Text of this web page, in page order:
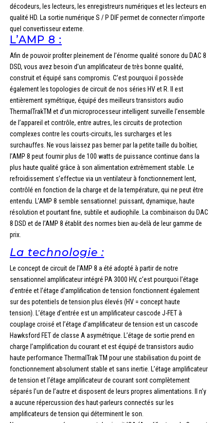
décodeurs, les lecteurs, les enregistreurs numériques et les lecteurs en
qualité HD. La sortie numérique S / P DIF permet de connecter n’importe
quel convertisseur externe.
L’AMP 8 :
Afin de pouvoir profiter pleinement de l’énorme qualité sonore du DAC 8
DSD, vous avez besoin d’un amplificateur de très bonne qualité,
construit et équipé sans compromis. C’est pourquoi il possède
également les topologies de circuit de nos séries HV et R. Il est
entièrement symétrique, équipé des meilleurs transistors audio
ThermalTrakTM et d’un microprocesseur intelligent surveille l’ensemble
de l’appareil et contrôle, entre autres, les circuits de protection
complexes contre les courts-circuits, les surcharges et les
surchauffes. Ne vous laissez pas berner par la petite taille du boîtier,
l’AMP 8 peut fournir plus de 100 watts de puissance continue dans la
plus haute qualité grâce à son alimentation extrêmement stable. Le
refroidissement s’effectue via un ventilateur à fonctionnement lent,
contrôlé en fonction de la charge et de la température, qui ne peut être
entendu. L’AMP 8 semble sensationnel: puissant, dynamique, haute
résolution et pourtant fine, subtile et audiophile. La combinaison du DAC
8 DSD et de l’AMP 8 établit des normes bien au-delà de leur gamme de
prix.
La technologie :
Le concept de circuit de l’AMP 8 a été adopté à partir de notre
sensationnel amplificateur intégré PA 3000 HV, c’est pourquoi l’étage
d’entrée et l’étage d’amplification de tension fonctionnent également
sur des potentiels de tension plus élevés (HV = concept haute
tension). L’étage d’entrée est un amplificateur cascode J-FET à
couplage croisé et l’étage d’amplificateur de tension est un cascode
Hawksford FET de classe A asymétrique. L’étage de sortie prend en
charge l’amplification du courant et est équipé de transistors audio
haute performance ThermalTrak TM pour une stabilisation du point de
fonctionnement absolument stable et sans inertie. L’étage amplificateur
de tension et l’étage amplificateur de courant sont complètement
séparés l’un de l’autre et disposent de leurs propres alimentations. Il n’y
a aucune répercussion des haut-parleurs connectés sur les
amplificateurs de tension qui déterminent le son.